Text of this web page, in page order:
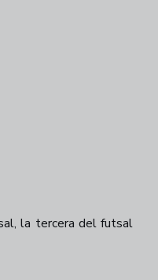
la tercera del futsal